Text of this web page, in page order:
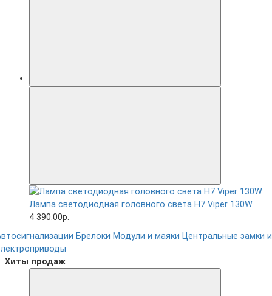
Лампа светодиодная головного света H7 Viper 130W
4 390.00р.
Брелоки Модули и маяки Центральные замки и
Хиты продаж